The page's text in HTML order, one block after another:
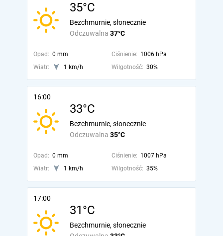
35°C
Odczuwalna 37°C
Bezchmurnie, słonecznie
Opad: 0 mm Ciśnienie: 1006 hPa
Wiatr:
1 km/h Wilgotność: 30%
16:00
33°C
Odczuwalna 35°C
Bezchmurnie, słonecznie
Opad: 0 mm Ciśnienie: 1007 hPa
Wiatr:
1 km/h Wilgotność: 35%
17:00
31°C
Bezchmurnie, słonecznie